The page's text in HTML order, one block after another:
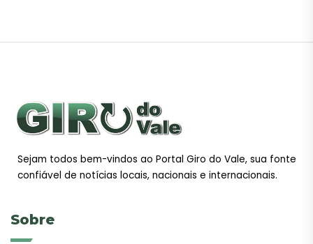
Sejam todos bem-vindos ao Portal Giro do Vale, sua fonte
confiável de notícias locais, nacionais e internacionais.
Sobre